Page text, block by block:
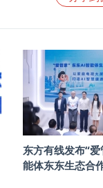
东方有线发布“
能体东东生态合